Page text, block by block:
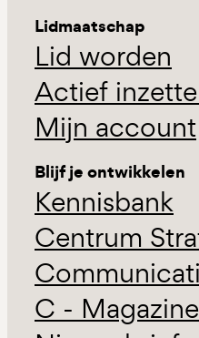
Lidmaatschap
Lid worden
Actief
Mijn account
Blijf je ontwikkelen
Kennisbank
Centrum
C -